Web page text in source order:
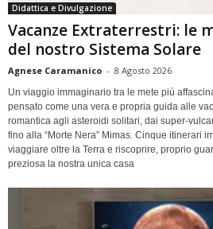
Didattica e Divulgazione
Vacanze Extraterrestri: le
del nostro Sistema Solare
Agnese Caramanico - 8 Agosto 2026
Un viaggio immaginario tra le mete più
pensato come una vera e propria guida alle
romantica agli asteroidi solitari, dai super-
fino alla “Morte Nera” Mimas. Cinque itinerari
viaggiare oltre la Terra e riscoprire, proprio
preziosa la nostra unica casa